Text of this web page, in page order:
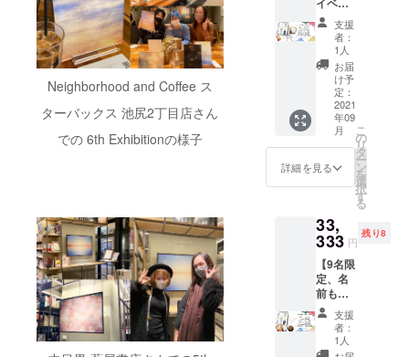
Neighborhood and Coffee ス
ターバックス 池尻2丁目店さん
での 6th Exhibitionの様子
い。
る場合
は「〇
〇さ
ん」
「〇〇
ちゃ
ん」
「〇〇
くん」
など備
考欄に
必ず敬
さい。
宛名の
いらな
い場合
は「宛
名な
し」と
ご記入
くださ
インあ
りの場
合、備
考欄に
「サイ
ンあ
り」と
ご記入
くださ
い。 ◎
サイン
や宛名
「〇〇
さん」
ちゃ
ん」
「〇〇
くん」
など備
考欄に
トも楽
しみた
い方
へ】 本
１冊
+購入者
のお名
前と著
者のサ
イン入
り
+specia
カード2
枚
+specia
l gift②
オリジ
ナル栞1
枚 +
special
gift③(
支援
者：
1人
お届
け予
定：
2021
年09
月
詳細を見る
こ
の
リ
タ
ー
ン
を
選
択
す
る
33,
333 円
残り8
【9名限
定、名
前も載
せて欲
しい方
向け】
本１冊
支援
者：
1人